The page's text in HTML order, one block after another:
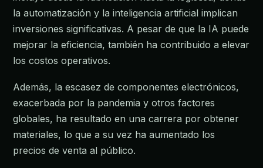
la automatización y la inteligencia artificial implican
inversiones significativas. A pesar de que la IA puede
mejorar la eficiencia, también ha contribuido a elevar
los costos operativos.
Además, la escasez de componentes electrónicos,
exacerbada por la pandemia y otros factores
globales, ha resultado en una carrera por obtener
materiales, lo que a su vez ha aumentado los
precios de venta al público.